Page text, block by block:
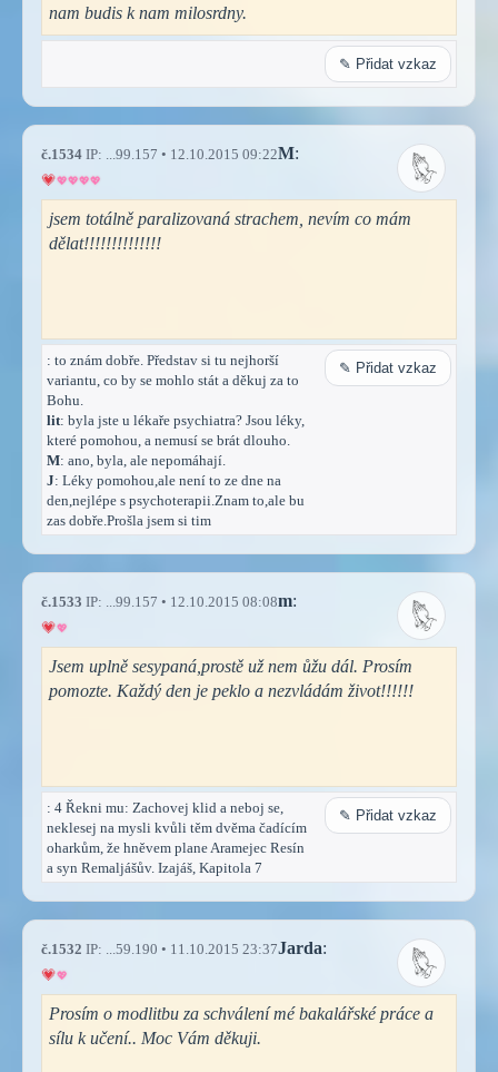
nam budis k nam milosrdny.
✎ Přidat vzkaz
č.1534 IP: ...99.157 • 12.10.2015 09:22M:
jsem totálně paralizovaná strachem, nevím co mám
dělat!!!!!!!!!!!!!!
: to znám dobře. Představ si tu nejhorší
variantu, co by se mohlo stát a děkuj za to
Bohu.
lit: byla jste u lékaře psychiatra? Jsou léky,
které pomohou, a nemusí se brát dlouho.
M: ano, byla, ale nepomáhají.
J: Léky pomohou,ale není to ze dne na
den,nejlépe s psychoterapii.Znam to,ale bu
zas dobře.Prošla jsem si tim
✎ Přidat vzkaz
č.1533 IP: ...99.157 • 12.10.2015 08:08m:
Jsem uplně sesypaná,prostě už nem ůžu dál. Prosím
pomozte. Každý den je peklo a nezvládám život!!!!!!
: 4 Řekni mu: Zachovej klid a neboj se,
neklesej na mysli kvůli těm dvěma čadícím
oharkům, že hněvem plane Aramejec Resín
a syn Remaljášův. Izajáš, Kapitola 7
✎ Přidat vzkaz
č.1532 IP: ...59.190 • 11.10.2015 23:37Jarda:
Prosím o modlitbu za schválení mé bakalářské práce a
sílu k učení.. Moc Vám děkuji.